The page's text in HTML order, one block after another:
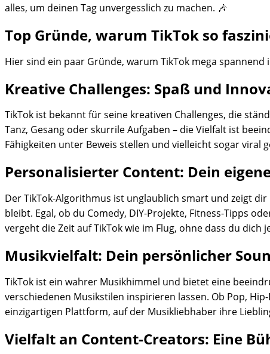
alles, um deinen Tag unvergesslich zu machen. 🎶
Top Gründe, warum TikTok so
Hier sind ein paar Gründe, warum TikTok mega spannend
Kreative Challenges: Spaß und
TikTok ist bekannt für seine kreativen Challenges, die
Tanz, Gesang oder skurrile Aufgaben – die Vielfalt ist
Fähigkeiten unter Beweis stellen und vielleicht sogar viral
Personalisierter Content: Dein
Der TikTok-Algorithmus ist unglaublich smart und zeigt
bleibt. Egal, ob du Comedy, DIY-Projekte, Fitness-Tipps
vergeht die Zeit auf TikTok wie im Flug, ohne dass du dich
Musikvielfalt: Dein persönlicher
TikTok ist ein wahrer Musikhimmel und bietet eine
verschiedenen Musikstilen inspirieren lassen. Ob Pop,
einzigartigen Plattform, auf der Musikliebhaber ihre
Vielfalt an Content-Creators: Eine